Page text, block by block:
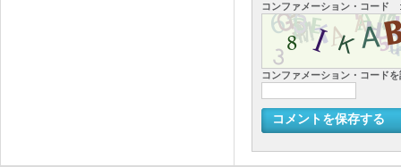
コンファメーション・コード :
コンファメーション・コード
コメントを保存する